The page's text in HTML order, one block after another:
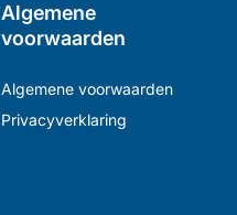
Algemene
voorwaarden
Algemene voorwaarden
Privacyverklaring